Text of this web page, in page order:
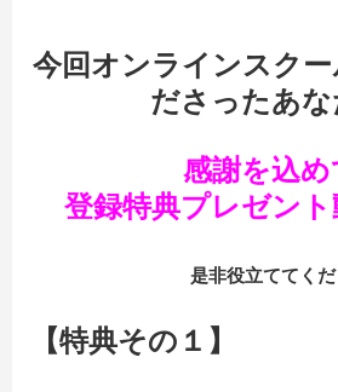
今回オンラインスクー
ださったあ
感謝を込め
登録特典プレゼント
是非役立ててくだ
【特典その１】